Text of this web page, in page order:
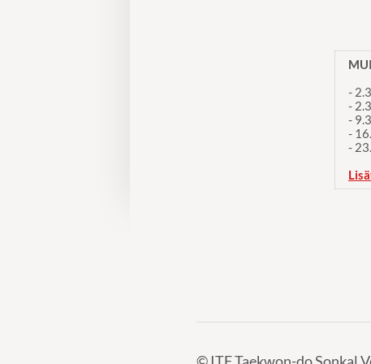
-
-
-
-
-
© ITF Taekwon-do Sonkal